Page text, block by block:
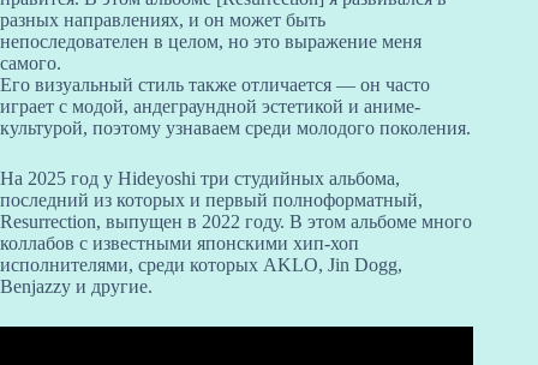
разных направлениях, и он может быть
непоследователен в целом, но это выражение меня
самого.
Его визуальный стиль также отличается — он часто
играет с модой, андеграундной эстетикой и аниме-
культурой, поэтому узнаваем среди молодого поколения.
На 2025 год у Hideyoshi три студийных альбома,
последний из которых и первый полноформатный,
Resurrection, выпущен в 2022 году. В этом альбоме много
коллабов с известными японскими хип-хоп
исполнителями, среди которых AKLO, Jin Dogg,
Benjazzy и другие.